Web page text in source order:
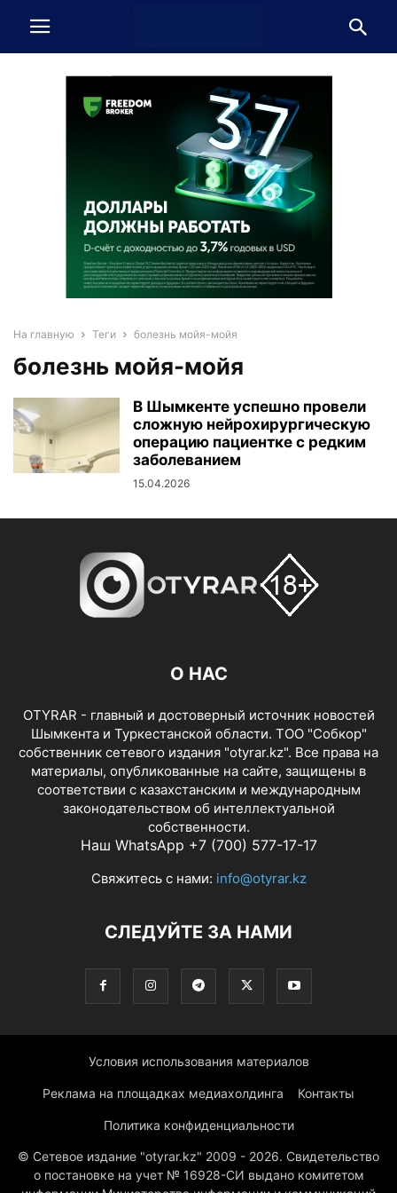
На главную Теги болезнь мойя-мойя
болезнь мойя-мойя
В Шымкенте успешно провели
сложную нейрохирургическую
операцию пациентке с редким
заболеванием
15.04.2026
О НАС
OTYRAR - главный и достоверный источник новостей
Шымкента и Туркестанской области. ТОО "Собкор"
собственник сетевого издания "otyrar.kz". Все права на
материалы, опубликованные на сайте, защищены в
соответствии с казахстанским и международным
законодательством об интеллектуальной
собственности.
Наш WhatsApp +7 (700) 577-17-17
Свяжитесь с нами: info@otyrar.kz
СЛЕДУЙТЕ ЗА НАМИ
Условия использования материалов
Реклама на площадках медиахолдинга Контакты
Политика конфиденциальности
© Сетевое издание "otyrar.kz" 2009 - 2026. Свидетельство
о постановке на учет № 16928-СИ выдано комитетом